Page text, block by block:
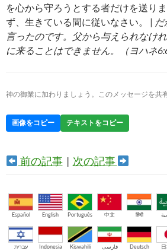
を心から守ろうとする者だけを送り
ず、生きている間に従いなさい。 |
言ったのです。父から与えられなけ
に来ることはできません。（ヨハネ
神の御業に加わりましょう。このメッセージを共
画像をコピー テキストをコピー
前の記事| 次の記事
Español English Português 中文 हिंदी
עברית Indonesia Kiswahili فارسی Deutsch